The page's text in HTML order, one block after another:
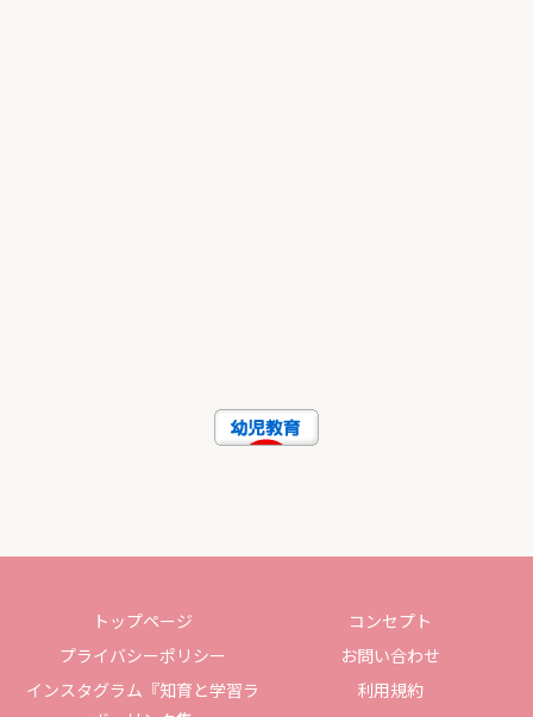
トップページ
コンセプト
プライバシーポリシー
お問い合わせ
インスタグラム『知育と学習ラ
利用規約